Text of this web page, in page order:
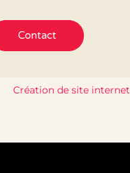
Contact
Création de site internet